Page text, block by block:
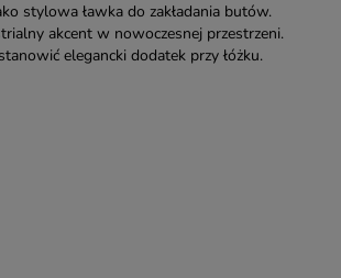
stylowa ławka do zakładania butów.
akcent w nowoczesnej przestrzeni.
elegancki dodatek przy łóżku.